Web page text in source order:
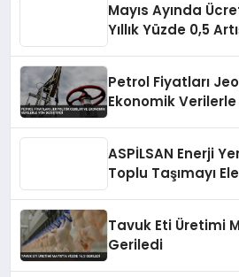
Mayıs Ayında
Yıllık Yüzde 0,5
Petrol Fiyatları
Ekonomik
ASPİLSAN Enerji
Toplu Taşımayı
Tavuk Eti Üretimi
Geriledi